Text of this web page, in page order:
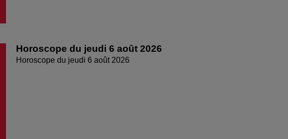
Horoscope du jeudi 6 août 2026
Horoscope du jeudi 6 août 2026